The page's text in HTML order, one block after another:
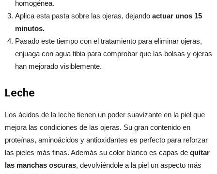
homogénea.
Aplica esta pasta sobre las ojeras, dejando actuar unos 15
minutos.
Pasado este tiempo con el tratamiento para eliminar ojeras,
enjuaga con agua tibia para comprobar que las bolsas y ojeras
han mejorado visiblemente.
Leche
Los ácidos de la leche tienen un poder suavizante en la piel que
mejora las condiciones de las ojeras. Su gran contenido en
proteínas, aminoácidos y antioxidantes es perfecto para reforzar
las pieles más finas. Además su color blanco es capas de quitar
las manchas oscuras, devolviéndole a la piel un aspecto más